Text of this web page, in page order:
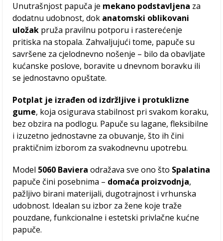
Unutrašnjost papuča je mekano podstavljena za
dodatnu udobnost, dok anatomski oblikovani
uložak pruža pravilnu potporu i rasterećenje
pritiska na stopala. Zahvaljujući tome, papuče su
savršene za cjelodnevno nošenje – bilo da obavljate
kućanske poslove, boravite u dnevnom boravku ili
se jednostavno opuštate.
Potplat je izrađen od izdržljive i protuklizne
gume, koja osigurava stabilnost pri svakom koraku,
bez obzira na podlogu. Papuče su lagane, fleksibilne
i izuzetno jednostavne za obuvanje, što ih čini
praktičnim izborom za svakodnevnu upotrebu.
Model 5060 Baviera odražava sve ono što Spalatina
papuče čini posebnima – domaća proizvodnja,
pažljivo birani materijali, dugotrajnost i vrhunska
udobnost. Idealan su izbor za žene koje traže
pouzdane, funkcionalne i estetski privlačne kućne
papuče.